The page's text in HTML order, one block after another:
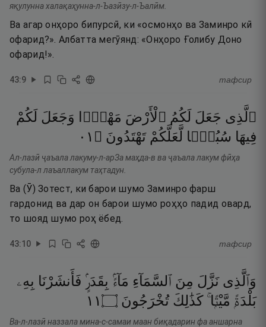
яқулунна халақаҳунна-л-Ъазӣзу-л-Ъалӣм.
Ва агар онҳоро бипурсӣ, ки «осмонҳо ва Заминро кӣ
офарид?». Албатта мегӯянд: «Онҳоро Ғолибу Доно
офарид!».
43:9 тафсир
ٱلَّذِى جَعَلَ لَكُمُ ٱلْأَرْضَ مَهْدًۭا وَجَعَلَ لَكُمْ
فِيهَا سُبُلًۭا لَّعَلَّكُمْ تَهْتَدُونَ ۝ ١٠
Ал-лазӣ ҷаъала лакуму-л-арЗа маҳда-в ва ҷаъала лакум фӣҳа
субула-л лаъаллакум таҳтадун.
Ва (Ӯ) Зотест, ки барои шумо Заминро фарш
гардонид ва дар он барои шумо роҳҳо падид овард,
то шояд шумо роҳ ёбед.
43:10 тафсир
وَٱلَّذِى نَزَّلَ مِنَ ٱلسَّمَآءِ مَآءًۢ بِقَدَرٍۢ فَأَنشَرْنَا بِهِۦ
بَلْدَةًۭ مَّيْتًۭا ۚ كَذَٰلِكَ تُخْرَجُونَ ۝١١
Ва-л-лазӣ наззала мина-с-самаи маан биқадарин фа аншарна